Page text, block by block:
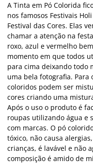
A Tinta em Pó Colorida
nos famosos Festivais
Festival das Cores. Elas
chamar a atenção na
roxo, azul e vermelho
momento em que todos
para cima deixando todo
uma bela fotografia.
coloridos podem ser
cores criando uma
Após o uso o produto é
roupas utilizando água e
com marcas. O pó
tóxico, não causa
crianças, é lavável e não
composição é amido de